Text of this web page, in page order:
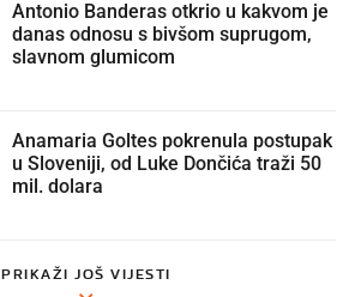
Antonio Banderas otkrio u kakvom je
danas odnosu s bivšom suprugom,
slavnom glumicom
Anamaria Goltes pokrenula postupak
u Sloveniji, od Luke Dončića traži 50
mil. dolara
PRIKAŽI JOŠ VIJESTI